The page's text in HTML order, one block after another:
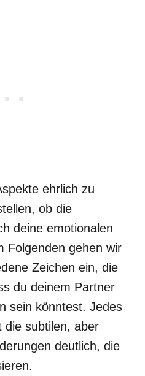
ehrlich zu
ob die
deine emotionalen
Folgenden gehen wir
Zeichen ein, die
du deinem Partner
sein könntest. Jedes
die subtilen, aber
deutlich, die